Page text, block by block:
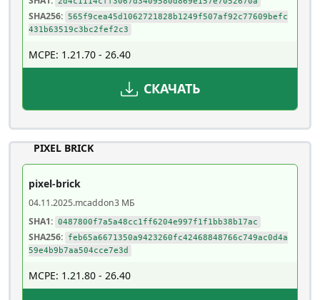
SHA256: 565f9cea45d1062721828b1249f507af92c77609befc
431b63519c3bc2fef2c3
MCPE: 1.21.70 - 26.40
СКАЧАТЬ
PIXEL BRICK
pixel-brick
04.11.2025.mcaddon3 МБ
SHA1: 0487800f7a5a48cc1ff6204e997f1f1bb38b17ac
SHA256:
feb65a6671350a9423260fc42468848766c749ac0d4a
59e4b9b7aa504cce7e3d
MCPE: 1.21.80 - 26.40